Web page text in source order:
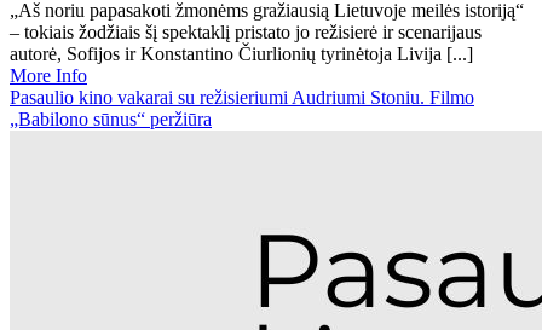
„Aš noriu papasakoti žmonėms gražiausią Lietuvoje meilės istoriją“
– tokiais žodžiais šį spektaklį pristato jo režisierė ir scenarijaus
autorė, Sofijos ir Konstantino Čiurlionių tyrinėtoja Livija [...]
More Info
Pasaulio kino vakarai su režisieriumi Audriumi Stoniu. Filmo
„Babilono sūnus“ peržiūra